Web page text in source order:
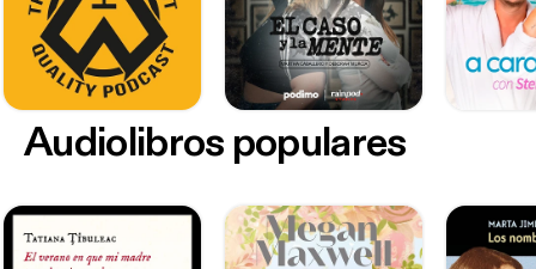
Audiolibros populares